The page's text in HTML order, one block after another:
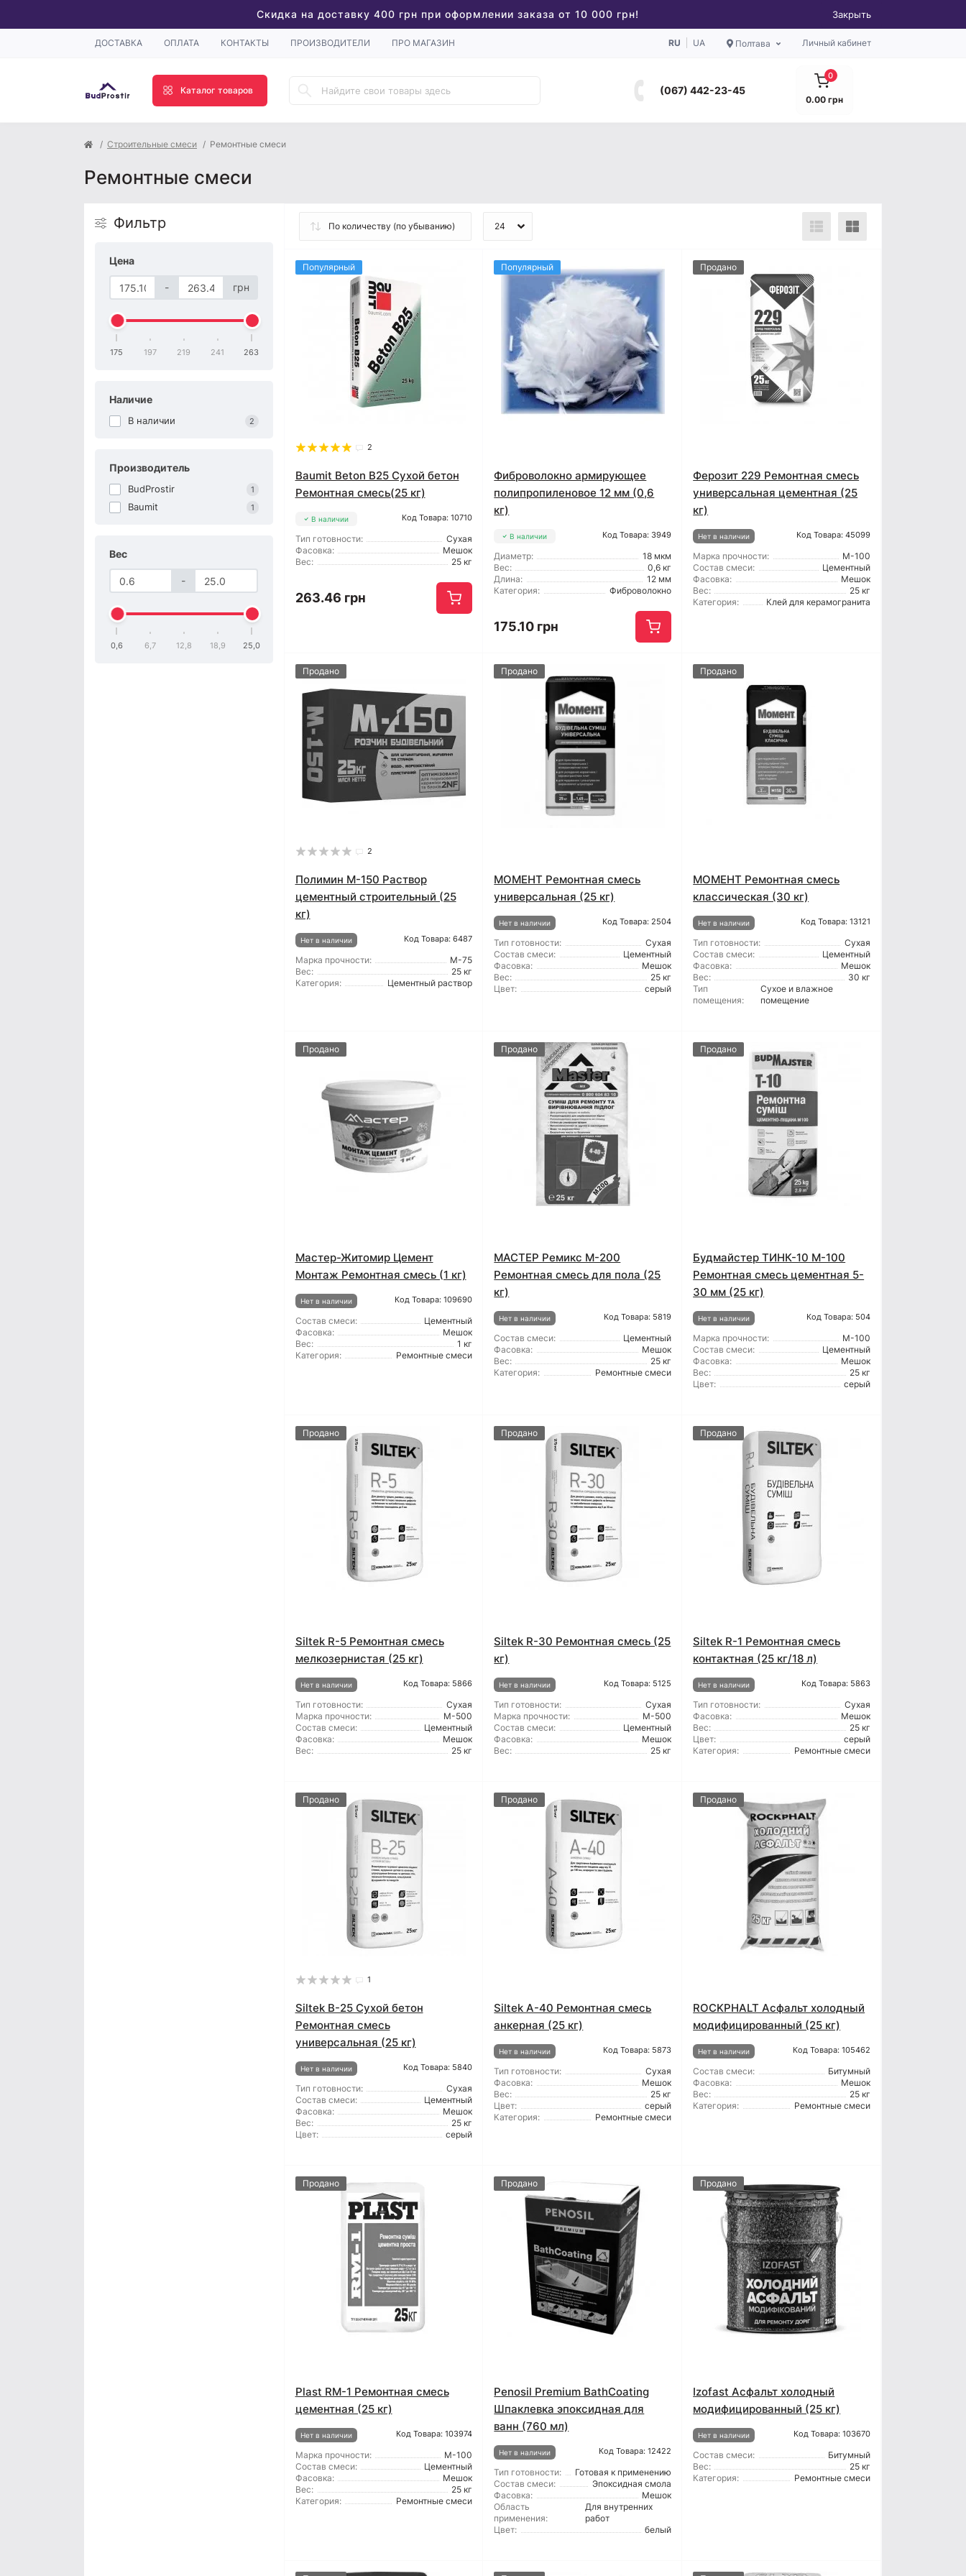
Скидка на доставку 400 грн при оформлении заказа от 10 000 грн! Закрыть
ДОСТАВКА ОПЛАТА КОНТАКТЫ ПРОИЗВОДИТЕЛИ ПРО МАГАЗИН RU UA Полтава Личный кабинет
Каталог товаров (067) 442-23-45
0
0.00 грн
Строительные смеси Ремонтные смеси
Ремонтные смеси
Фильтр
Цена
- грн
175 197 219 241 263
Наличие
В наличии 2
Производитель
BudProstir 1
Baumit 1
Вес
-
0,6 6,7 12,8 18,9 25,0
Популярный
2
Baumit Beton B25 Сухой бетон
Ремонтная смесь(25 кг)
В наличии Код Товара: 10710
Тип готовности:
Сухая
Фасовка:
Мешок
Вес:
25 кг
263.46 грн
Популярный
Фиброволокно армирующее
полипропиленовое 12 мм (0,6
кг)
В наличии Код Товара: 3949
Диаметр:
18 мкм
Вес:
0,6 кг
Длина:
12 мм
Категория:
Фиброволокно
175.10 грн
Продано
Ферозит 229 Ремонтная смесь
универсальная цементная (25
кг)
Нет в наличии Код Товара: 45099
Марка прочности:
М-100
Состав смеси:
Цементный
Фасовка:
Мешок
Вес:
25 кг
Категория:
Клей для керамогранита
Продано
2
Полимин М-150 Раствор
цементный строительный (25
кг)
Нет в наличии Код Товара: 6487
Марка прочности:
М-75
Вес:
25 кг
Категория:
Цементный раствор
Продано
МОМЕНТ Ремонтная смесь
универсальная (25 кг)
Нет в наличии Код Товара: 2504
Тип готовности:
Сухая
Состав смеси:
Цементный
Фасовка:
Мешок
Вес:
25 кг
Цвет:
серый
Продано
МОМЕНТ Ремонтная смесь
классическая (30 кг)
Нет в наличии Код Товара: 13121
Тип готовности:
Сухая
Состав смеси:
Цементный
Фасовка:
Мешок
Вес:
30 кг
Тип
помещения:
Сухое и влажное
помещение
Продано
Мастер-Житомир Цемент
Монтаж Ремонтная смесь (1 кг)
Нет в наличии Код Товара: 109690
Состав смеси:
Цементный
Фасовка:
Мешок
Вес:
1 кг
Категория:
Ремонтные смеси
Продано
МАСТЕР Ремикс М-200
Ремонтная смесь для пола (25
кг)
Нет в наличии Код Товара: 5819
Состав смеси:
Цементный
Фасовка:
Мешок
Вес:
25 кг
Категория:
Ремонтные смеси
Продано
Будмайстер ТИНК-10 М-100
Ремонтная смесь цементная 5-
30 мм (25 кг)
Нет в наличии Код Товара: 504
Марка прочности:
М-100
Состав смеси:
Цементный
Фасовка:
Мешок
Вес:
25 кг
Цвет:
серый
Продано
Siltek R-5 Ремонтная смесь
мелкозернистая (25 кг)
Нет в наличии Код Товара: 5866
Тип готовности:
Сухая
Марка прочности:
М-500
Состав смеси:
Цементный
Фасовка:
Мешок
Вес:
25 кг
Продано
Siltek R-30 Ремонтная смесь (25
кг)
Нет в наличии Код Товара: 5125
Тип готовности:
Сухая
Марка прочности:
М-500
Состав смеси:
Цементный
Фасовка:
Мешок
Вес:
25 кг
Продано
Siltek R-1 Ремонтная смесь
контактная (25 кг/18 л)
Нет в наличии Код Товара: 5863
Тип готовности:
Сухая
Фасовка:
Мешок
Вес:
25 кг
Цвет:
серый
Категория:
Ремонтные смеси
Продано
1
Siltek B-25 Сухой бетон
Ремонтная смесь
универсальная (25 кг)
Нет в наличии Код Товара: 5840
Тип готовности:
Сухая
Состав смеси:
Цементный
Фасовка:
Мешок
Вес:
25 кг
Цвет:
серый
Продано
Siltek A-40 Ремонтная смесь
анкерная (25 кг)
Нет в наличии Код Товара: 5873
Тип готовности:
Сухая
Фасовка:
Мешок
Вес:
25 кг
Цвет:
серый
Категория:
Ремонтные смеси
Продано
ROCKPHALT Асфальт холодный
модифицированный (25 кг)
Нет в наличии Код Товара: 105462
Состав смеси:
Битумный
Фасовка:
Мешок
Вес:
25 кг
Категория:
Ремонтные смеси
Продано
Plast RM-1 Ремонтная смесь
цементная (25 кг)
Нет в наличии Код Товара: 103974
Марка прочности:
М-100
Состав смеси:
Цементный
Фасовка:
Мешок
Вес:
25 кг
Категория:
Ремонтные смеси
Продано
Penosil Premium BathCoating
Шпаклевка эпоксидная для
ванн (760 мл)
Нет в наличии Код Товара: 12422
Тип готовности:
Готовая к применению
Состав смеси:
Эпоксидная смола
Фасовка:
Мешок
Область
применения:
Для внутренних
работ
Цвет:
белый
Продано
Izofast Асфальт холодный
модифицированный (25 кг)
Нет в наличии Код Товара: 103670
Состав смеси:
Битумный
Вес:
25 кг
Категория:
Ремонтные смеси